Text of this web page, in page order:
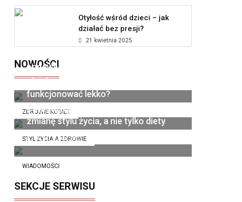
Otyłość wśród dzieci – jak
działać bez presji?
21 kwietnia 2025
NOWOŚCI
ZDROWIE KOBIET
podejście do kobiecego wellness?
STYL ŻYCIA A ZDROWIE
Dieta pudełkowa bez glutenu i laktozy
- kiedy organizm wreszcie zaczyna
funkcjonować lekko?
6 grudnia 2025
WIADOMOŚCI
Catering dietetyczny jako sposób na
zmianę stylu życia, a nie tylko diety
13 listopada 2025
SEKCJE SERWISU